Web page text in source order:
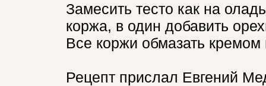
Замесить тесто как на
коржа, в один добавить
Все коржи обмазать кремом
Рецепт прислал Евгений